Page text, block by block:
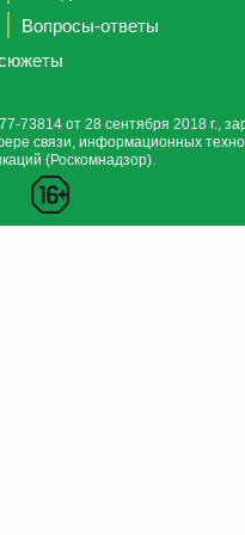
Вопросы-ответы
от 28 сентября 2018 г.,
связи, информационных
(Роскомнадзор).